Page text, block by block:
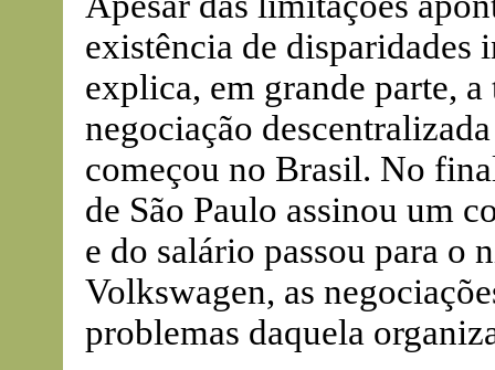
existência de disparidades
explica, em grande parte,
negociação
começou no Brasil. No
de São Paulo assinou um
e do salário passou para o
Volkswagen, as
problemas daquela